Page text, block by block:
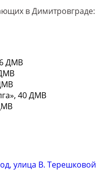
в Димитровграде:
ДМВ
40 ДМВ